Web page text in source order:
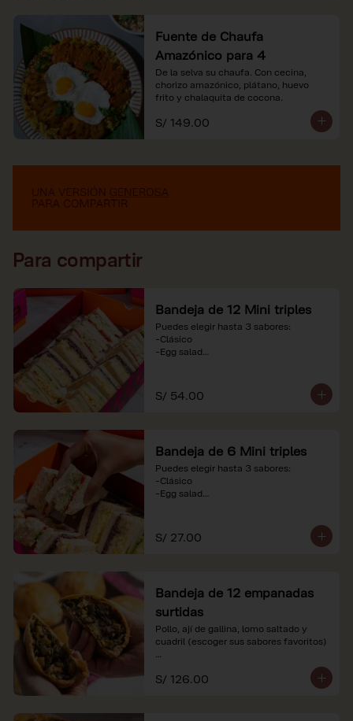
Fuente de Chaufa
Amazónico para 4
De la selva su chaufa. Con cecina,
chorizo amazónico, plátano, huevo
frito y chalaquita de cocona.
S/ 149.00
Para compartir
Bandeja de 12 Mini triples
Puedes elegir hasta 3 sabores:
-Clásico
-Egg salad
referenciales.
S/ 54.00
Bandeja de 6 Mini triples
Puedes elegir hasta 3 sabores:
-Clásico
-Egg salad
referenciales.
S/ 27.00
Bandeja de 12 empanadas
surtidas
Pollo, ají de gallina, lomo saltado y
cuadril (escoger sus sabores favoritos)
*Nuestros precios están expresados en
soles e incluyen impuestos de ley y
S/ 126.00